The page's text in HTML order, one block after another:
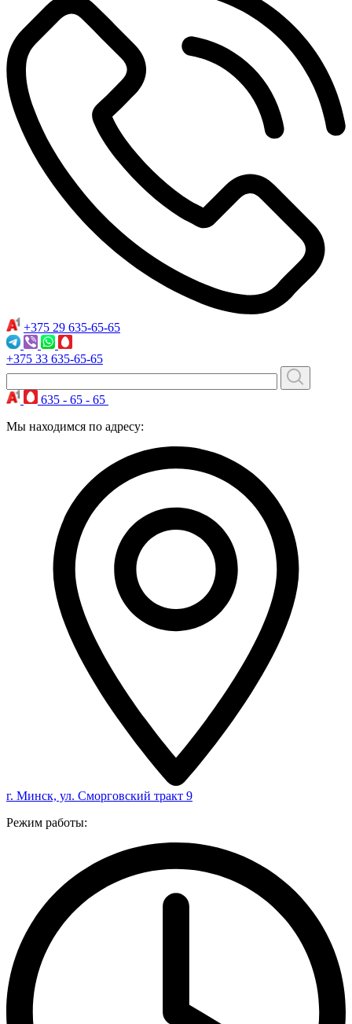
+375 29 635-65-65
+375 33 635-65-65
635 - 65 - 65
Мы находимся по адресу:
г. Минск, ул. Сморговский тракт 9
Режим работы: